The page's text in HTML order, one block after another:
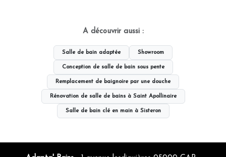
A découvrir aussi :
Salle de bain adaptée Showroom
Conception de salle de bain sous pente
Remplacement de baignoire par une douche
Rénovation de salle de bains à Saint Apollinaire
Salle de bain clé en main à Sisteron